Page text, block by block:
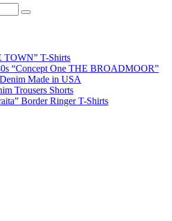
T-Shirts
“Concept One THE BROADMOOR”
Made in USA
Trousers Shorts
Border Ringer T-Shirts